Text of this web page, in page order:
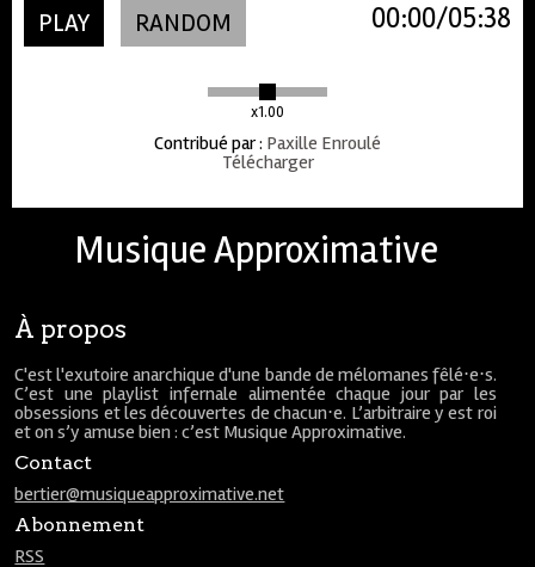
PLAY RANDOM
x1.00
05:38
00:00
Contribué par: Paxille Enroulé
Télécharger
Musique Approximative
À propos
C'est l'exutoire anarchique d'une bande de mélomanes fêlé⋅e⋅s.
C’est une playlist infernale alimentée chaque jour par les
obsessions et les découvertes de chacun⋅e. L’arbitraire y est roi
et on s’y amuse bien : c’est Musique Approximative.
Contact
bertier@musiqueapproximative.net
Abonnement
RSS